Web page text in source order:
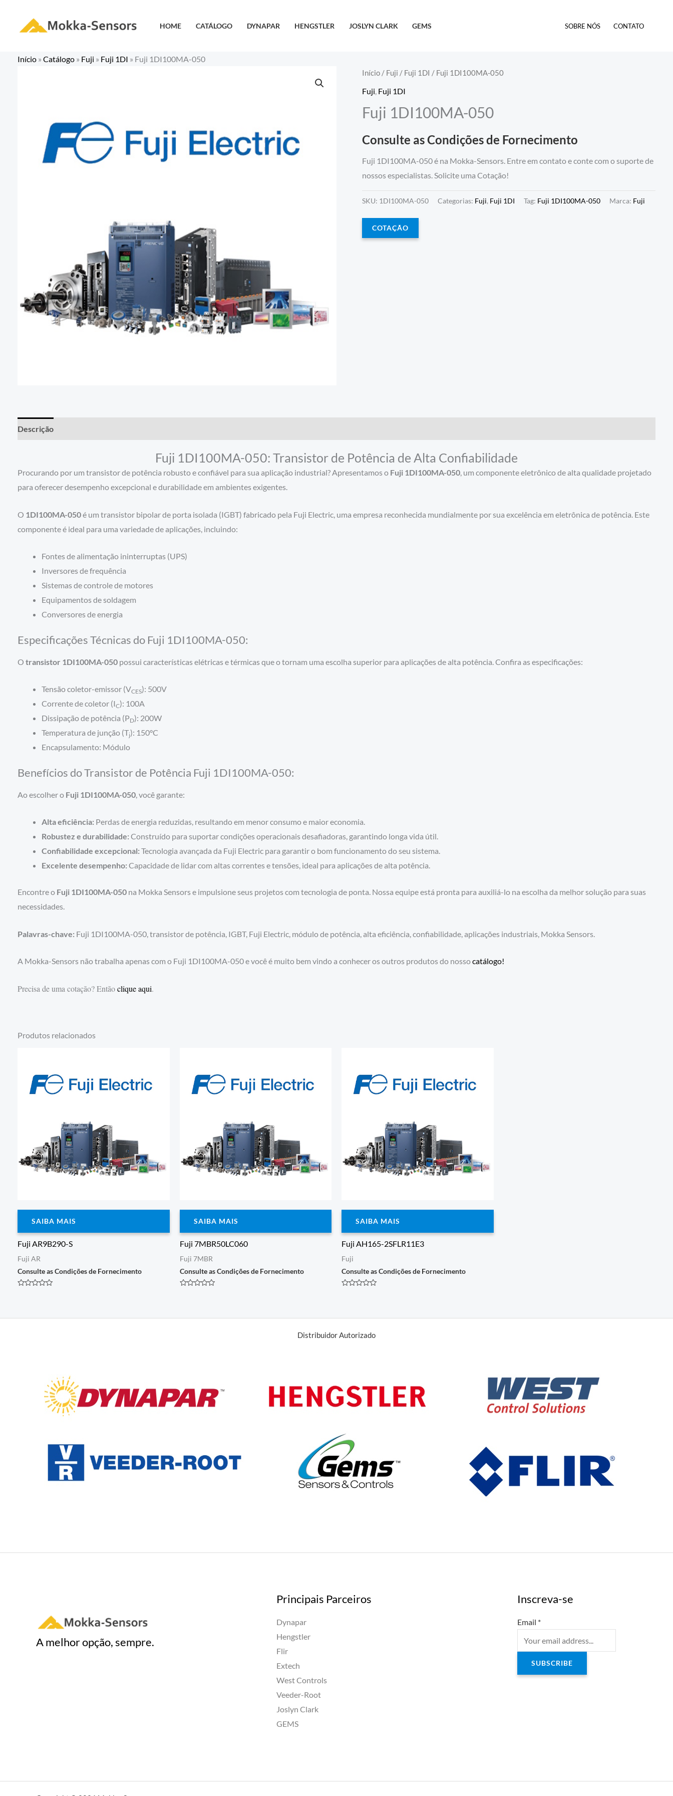
HOME CATÁLOGO DYNAPAR HENGSTLER JOSLYN CLARK GEMS SOBRE NÓS CONTATO
Início » Catálogo » Fuji » Fuji 1DI » Fuji 1DI100MA-050
Início/ Fuji / Fuji 1DI / Fuji 1DI100MA-050
Fuji Fuji 1DI
Fuji 1DI100MA-050
Consulte as Condições de Fornecimento
Fuji 1DI100MA-050 é na Mokka-Sensors. Entre em contato e conte com o suporte de
nossos especialistas. Solicite uma Cotação!
SKU: 1DI100MA-050 Categorias: Fuji, Fuji 1DI Tag: Fuji 1DI100MA-050 Marca: Fuji
COTAÇÃO
Descrição
Fuji 1DI100MA-050: Transistor de Potência de Alta Confiabilidade
Procurando por um transistor de potência robusto e confiável para sua aplicação industrial? Apresentamos o Fuji 1DI100MA-050, um componente eletrônico de alta qualidade projetado
para oferecer desempenho excepcional e durabilidade em ambientes exigentes.
O 1DI100MA-050é um transistor bipolar de porta isolada (IGBT) fabricado pela Fuji Electric, uma empresa reconhecida mundialmente por sua excelência em eletrônica de potência. Este
componente é ideal para uma variedade de aplicações, incluindo:
Fontes de alimentação ininterruptas (UPS)
Inversores de frequência
Sistemas de controle de motores
Equipamentos de soldagem
Conversores de energia
Especificações Técnicas do Fuji 1DI100MA-050:
O transistor 1DI100MA-050 possui características elétricas e térmicas que o tornam uma escolha superior para aplicações de alta potência. Confira as especificações:
Tensão coletor-emissor (VCES): 500V
Corrente de coletor (IC): 100A
Dissipação de potência (PD): 200W
Temperatura de junção (Tj): 150°C
Encapsulamento: Módulo
Benefícios do Transistor de Potência Fuji 1DI100MA-050:
Ao escolher o Fuji 1DI100MA-050 , você garante:
Alta eficiência: Perdas de energia reduzidas, resultando em menor consumo e maior economia.
Robustez e durabilidade: Construído para suportar condições operacionais desafiadoras, garantindo longa vida útil.
Confiabilidade excepcional: Tecnologia avançada da Fuji Electric para garantir o bom funcionamento do seu sistema.
Excelente desempenho: Capacidade de lidar com altas correntes e tensões, ideal para aplicações de alta potência.
Encontre o Fuji 1DI100MA-050 na Mokka Sensors e impulsione seus projetos com tecnologia de ponta. Nossa equipe está pronta para auxiliá-lo na escolha da melhor solução para suas
necessidades.
Palavras-chave: Fuji 1DI100MA-050, transistor de potência, IGBT, Fuji Electric, módulo de potência, alta eficiência, confiabilidade, aplicações industriais, Mokka Sensors.
A Mokka-Sensors não trabalha apenas com o Fuji 1DI100MA-050 e você é muito bem vindo a conhecer os outros produtos do nossocatálogo!
Precisa de uma cotação? Entãoclique aqui.
Produtos relacionados
SAIBA MAIS
Fuji AR9B290-S
Fuji AR
Consulte as Condições de Fornecimento
SAIBA MAIS
Fuji 7MBR50LC060
Fuji 7MBR
Consulte as Condições de Fornecimento
SAIBA MAIS
Fuji AH165-2SFLR11E3
Fuji
Consulte as Condições de Fornecimento
Distribuidor Autorizado
A melhor opção, sempre.
Principais Parceiros
Dynapar
Hengstler
Flir
Extech
West Controls
Veeder-Root
Joslyn Clark
GEMS
Inscreva-se
Email *
SUBSCRIBE